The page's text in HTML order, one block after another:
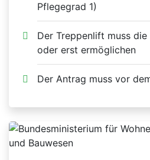
Pflegegrad 1)
Der Treppenlift muss
oder erst ermöglichen
Der Antrag muss vor